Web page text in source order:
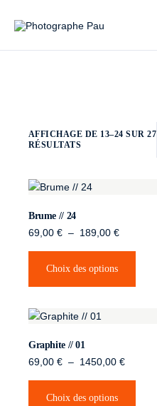
Compétences
Banque d’images
News
Albums privés
AFFICHAGE DE 13–24 SUR 27
RÉSULTATS
Brume // 24
69,00 € – 189,00 €
Choix des options
Graphite // 01
69,00 € – 1450,00 €
Choix des options